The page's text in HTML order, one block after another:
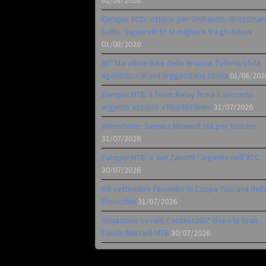
Europei XCO: vittorie per Ghibaudo,
Gallis. Signorelli 5^ la migliore tra gli italiani
01/08/2026
35ª Marathon Bike della Brianza: l’ultima sfida
agonistica di una leggendaria storia 01/08/
Europei MTB: il Team Relay firma il secondo
argento azzurro a Monteceneri 31/07/2026
Attenzione: Samara Maxwell sta per tornare
31/07/2026
Europei MTB: a Juri Zanotti l’argento nell’XCC
30/07/2026
Il 6 settembre l’esordio di Coppa Toscana
Pinocchio 31/07/2026
Situazione circuiti Contest360° dopo la Gran
Fondo Marradi MTB 30/07/2026